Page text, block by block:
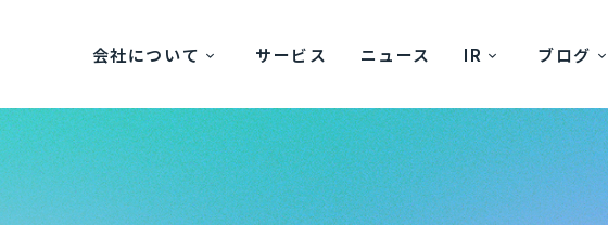
会社について サービス ニュース IR ブログ